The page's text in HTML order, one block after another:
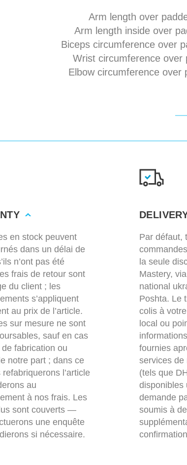
Arm length over
Arm length inside over
Biceps circumference over
Wrist circumference over
Elbow circumference over
en stock peuvent
dans un délai de
n’ont pas été
frais de retour sont
du client ; les
s’appliquent
au prix de l’article.
sur mesure ne sont
sauf en cas
fabrication ou
notre part ; dans ce
l’article
au
à nos frais. Les
sont couverts —
une enquête
si nécessaire.
Par défaut,
la seule
Mastery,
national
Poshta. Le
colis à
local ou
fournies
services de
(tels que
disponibles
demande
soumis à